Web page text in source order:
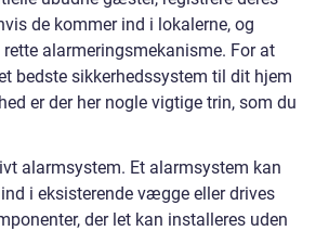
de kommer ind i lokalerne, og
rette alarmeringsmekanisme. For at
bedste sikkerhedssystem til dit hjem
er der her nogle vigtige trin, som du
alarmsystem. Et alarmsystem kan
i eksisterende vægge eller drives
der let kan installeres uden